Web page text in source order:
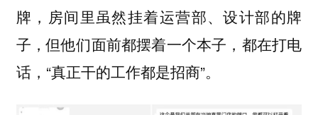
牌，房间里虽然挂着运营部、设计部的牌
子，但他们面前都摆着一个本子，都在打电
话，“真正干的工作都是招商”。